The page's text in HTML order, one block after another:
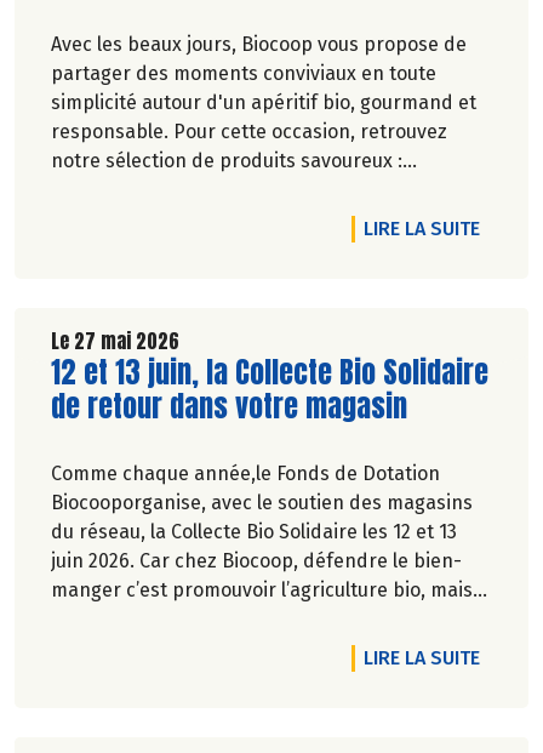
Avec les beaux jours, Biocoop vous propose de
partager des moments conviviaux en toute
simplicité autour d'un apéritif bio, gourmand et
responsable. Pour cette occasion, retrouvez
notre sélection de produits savoureux :
croustillantes, gâteaux apéritifs gourmands, jus
de fruits rafraîchissants, kombuchas pétillants...
LIRE LA SUITEDE
Le 27 mai 2026
Lire la suite de l'article
12 et 13 juin, la Collecte Bio Solidaire
de retour dans votre magasin
Comme chaque année,le Fonds de Dotation
Biocooporganise, avec le soutien des magasins
du réseau, la Collecte Bio Solidaire les 12 et 13
juin 2026. Car chez Biocoop, défendre le bien-
manger c’est promouvoir l’agriculture bio, mais
LIRE LA SUITEDE